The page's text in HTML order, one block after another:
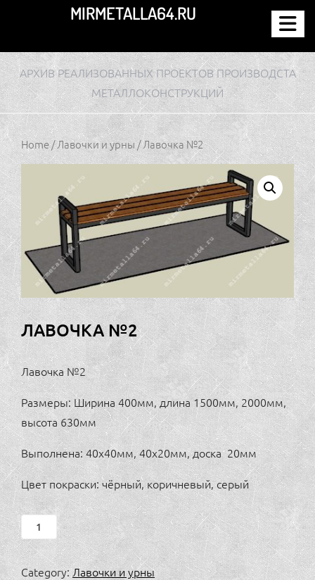
содержимому
MIRMETALLA64.RU
АРХИВ РЕАЛИЗОВАННЫХ ПРОЕКТОВ ПРОИЗВОДСТА
МЕТАЛЛОКОНСТРУКЦИЙ
Home/Лавочки и урны/ Лавочка №2
ЛАВОЧКА №2
Лавочка №2
Размеры: Ширина 400мм, длина 1500мм, 2000мм,
высота 630мм
Выполнена: 40х40мм, 40х20мм, доска 20мм
Цвет покраски: чёрный, коричневый, серый
Лавочка
№2
quantity
Category:Лавочки и урны